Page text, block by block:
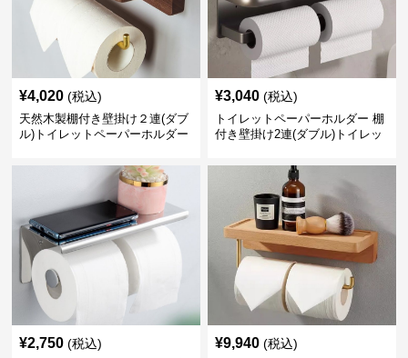
¥4,020 (税込)
天然木製棚付き壁掛け２連(ダブ
ル)トイレットペーパーホルダー
¥3,040 (税込)
トイレットペーパーホルダー 棚
付き壁掛け2連(ダブル)トイレッ
¥2,750 (税込) ¥9,940 (税込)